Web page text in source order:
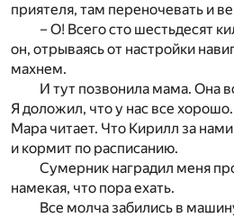
приятеля, там переночевать и
– О! Всего сто шестьдесят
он, отрываясь от настройки
махнем.
И тут позвонила мама. Она
Я доложил, что у нас все
Мара читает. Что Кирилл за
и кормит по расписанию.
Сумерник наградил меня
намекая, что пора ехать.
Все молча забились в